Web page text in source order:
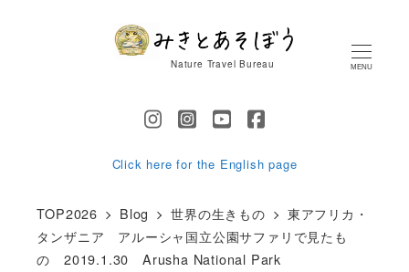
Nature Travel Bureau MENU
Click here for the English page
TOP2026 Blog 世界の生きもの
東アフリカ・
タンザニア アルーシャ国立公園サファリで見たも
の 2019.1.30 Arusha National Park